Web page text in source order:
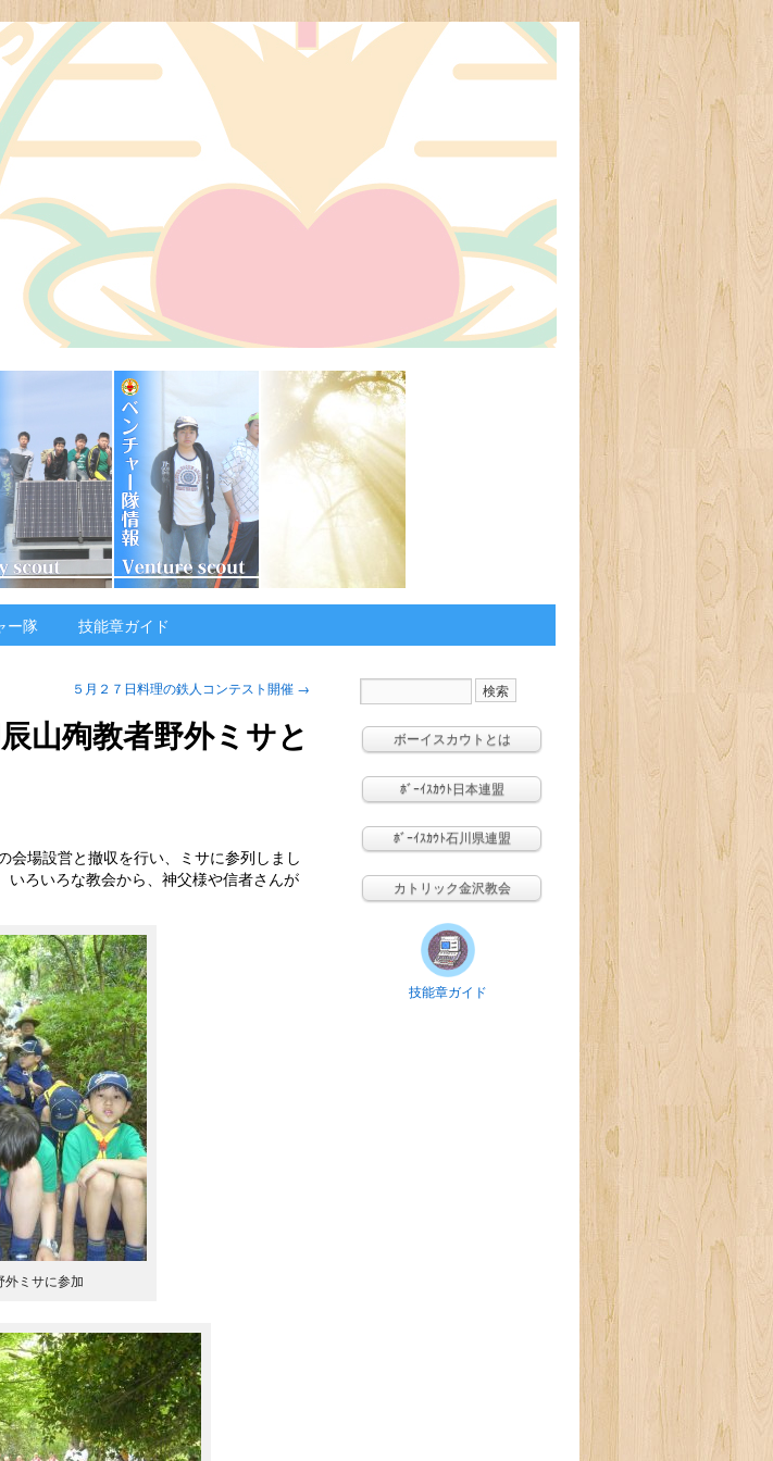
ー隊 技能章ガイド
ボーイスカウトとは
ﾎﾞｰｲｽｶｳﾄ日本連盟
ﾎﾞｰｲｽｶｳﾄ石川県連盟
カトリック金沢教会
技能章ガイド
５月２７日料理の鉄人コンテスト開催 →
山殉教者野外ミサと
会場設営と撤収を行い、ミサに参列しまし
いろいろな教会から、神父様や信者さんが
外ミサに参加